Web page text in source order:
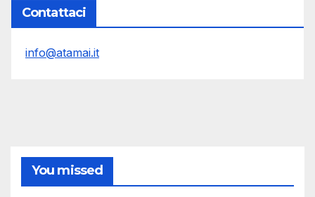
Contattaci
info@atamai.it
You missed